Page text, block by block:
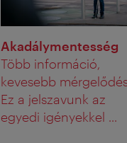
Akadálymentesség
Több információ,
kevesebb
Ez a jelszavunk az
egyedi igényekkel ...